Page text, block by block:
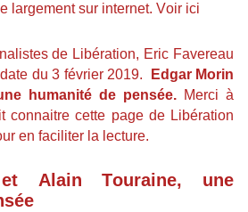
largement sur internet. Voir ici
de Libération, Eric Favereau
du 3 février 2019.
Edgar Morin
humanité de pensée. Merci à
connaitre cette page de Libération
en faciliter la lecture.
Alain Touraine, une